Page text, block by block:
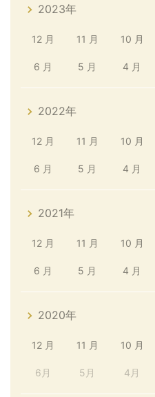
2023年
12 月 11 月 10 月
6 月 5 月 4 月
2022年
12 月 11 月 10 月
6 月 5 月 4 月
2021年
12 月 11 月 10 月
6 月 5 月 4 月
2020年
12 月 11 月 10 月
6月 5月 4月